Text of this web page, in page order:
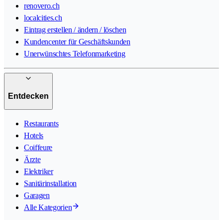
renovero.ch
localcities.ch
Eintrag erstellen / ändern / löschen
Kundencenter für Geschäftskunden
Unerwünschtes Telefonmarketing
Entdecken
Restaurants
Hotels
Coiffeure
Ärzte
Elektriker
Sanitärinstallation
Garagen
Alle Kategorien